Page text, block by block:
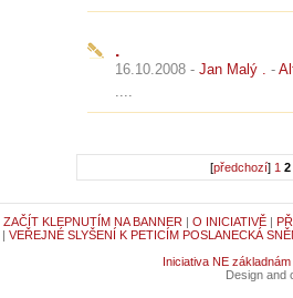
.
16.10.2008 - Jan Malý . -
....
[předchozí] 1 2
KLEPNUTÍM NA BANNER | O INICIATIVĚ|
| VEŘEJNÉ SLYŠENÍ K PETICÍM POSLANECKÁ
Iniciativa NE základnám
Design and